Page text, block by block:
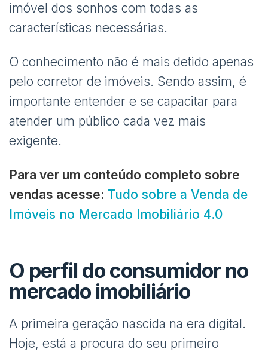
imóvel dos sonhos com todas as
características necessárias.
O conhecimento não é mais detido apenas
pelo corretor de imóveis. Sendo assim, é
importante entender e se capacitar para
atender um público cada vez mais
exigente.
Para ver um conteúdo completo sobre
vendas acesse: Tudo sobre a Venda de
Imóveis no Mercado Imobiliário 4.0
O perfil do consumidor no
mercado imobiliário
A primeira geração nascida na era digital.
Hoje, está a procura do seu primeiro